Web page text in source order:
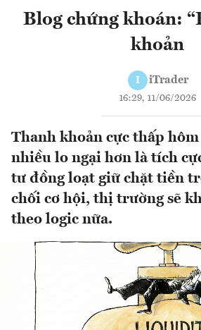
Blog chứng khoán:
khoản
I iTrader
16:29, 11/06/2026
Thanh khoản cực thấp
nhiều lo ngại hơn là tích
tư đồng loạt giữ chặt tiền
chối cơ hội, thị trường sẽ
theo logic nữa.